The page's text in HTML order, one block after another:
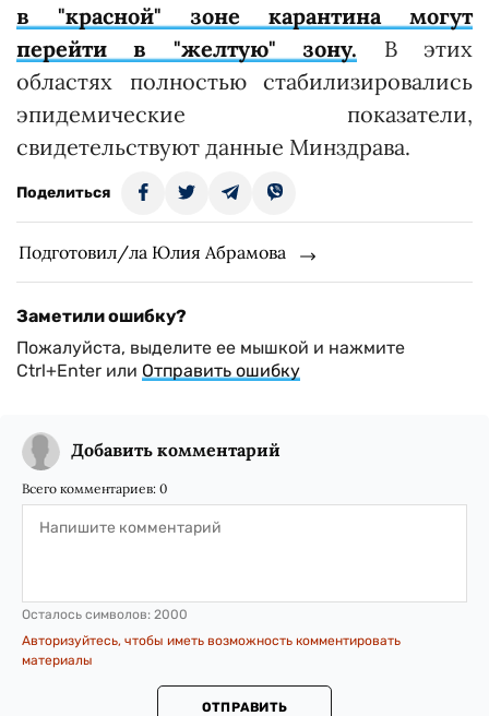
в "красной" зоне карантина могут
перейти в "желтую" зону. В этих
областях полностью стабилизировались
эпидемические показатели,
свидетельствуют данные Минздрава.
Поделиться
Подготовил/ла Юлия Абрамова
Заметили ошибку?
Пожалуйста, выделите ее мышкой и нажмите
Ctrl+Enter или Отправить ошибку
Добавить комментарий
Всего комментариев: 0
Осталось символов: 2000
Авторизуйтесь, чтобы иметь возможность комментировать
материалы
ОТПРАВИТЬ